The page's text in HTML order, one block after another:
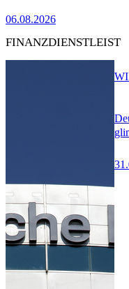
06.08.2026
FINANZDIENSTLEIST